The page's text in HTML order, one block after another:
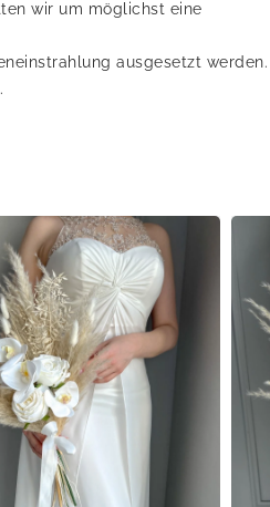
wir um möglichst eine
ausgesetzt werden.